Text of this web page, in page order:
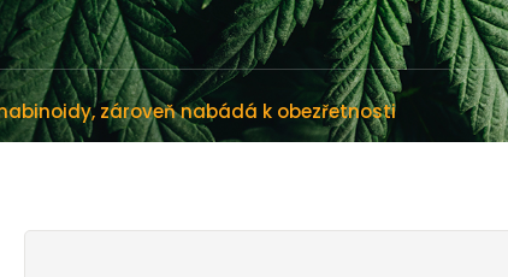
zároveň nabádá k obezřetnosti